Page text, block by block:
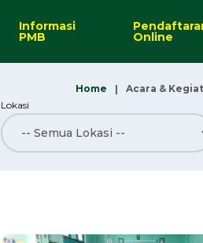
Informasi
PMB Online
Home
Acara &
Lokasi